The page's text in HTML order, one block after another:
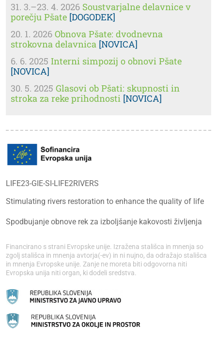
31. 3.–23. 4. 2026 Soustvarjalne delavnice v
porečju Pšate [DOGODEK]
20. 1. 2026 Obnova Pšate: dvodnevna
strokovna delavnica [NOVICA]
6. 6. 2025 Interni simpozij o obnovi Pšate
[NOVICA]
30. 5. 2025 Glasovi ob Pšati: skupnosti in
stroka za reke prihodnosti [NOVICA]
LIFE23-GIE-SI-LIFE2RIVERS
Stimulating rivers restoration to enhance the quality of life
Spodbujanje obnove rek za izboljšanje kakovosti življenja
Financirano s strani Evropske unije. Izražena stališca in mnenja so
zgolj stališca in mnenja avtorja(-ev) in ni nujno, da odražajo stališca
in mnenja Evropske unije. Zanje ne moreta biti odgovorna niti
Evropska unija niti organ, ki dodeli sredstva.